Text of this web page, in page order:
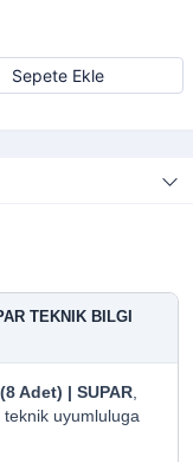
Sepete Ekle
TEKNIK BILGI
Adet) | SUPAR,
teknik uyumluluga